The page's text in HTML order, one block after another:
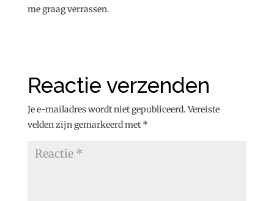
me graag verrassen.
Reactie verzenden
Je e-mailadres wordt niet gepubliceerd. Vereiste
velden zijn gemarkeerd met *